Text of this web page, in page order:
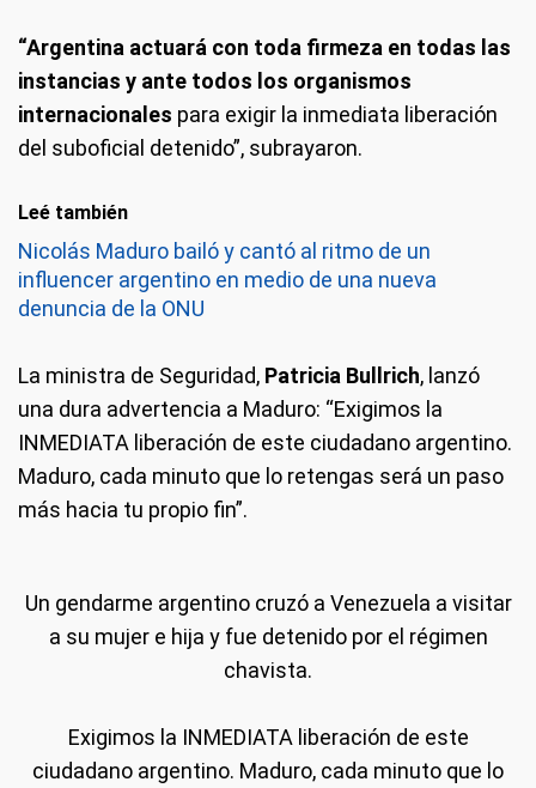
“Argentina actuará con toda firmeza en todas las
instancias y ante todos los organismos
internacionales para exigir la inmediata liberación
del suboficial detenido”, subrayaron.
Leé también
Nicolás Maduro bailó y cantó al ritmo de un
influencer argentino en medio de una nueva
denuncia de la ONU
La ministra de Seguridad, Patricia Bullrich, lanzó
una dura advertencia a Maduro: “Exigimos la
INMEDIATA liberación de este ciudadano argentino.
Maduro, cada minuto que lo retengas será un paso
más hacia tu propio fin”.
Un gendarme argentino cruzó a Venezuela a visitar
a su mujer e hija y fue detenido por el régimen
chavista.
Exigimos la INMEDIATA liberación de este
ciudadano argentino. Maduro, cada minuto que lo